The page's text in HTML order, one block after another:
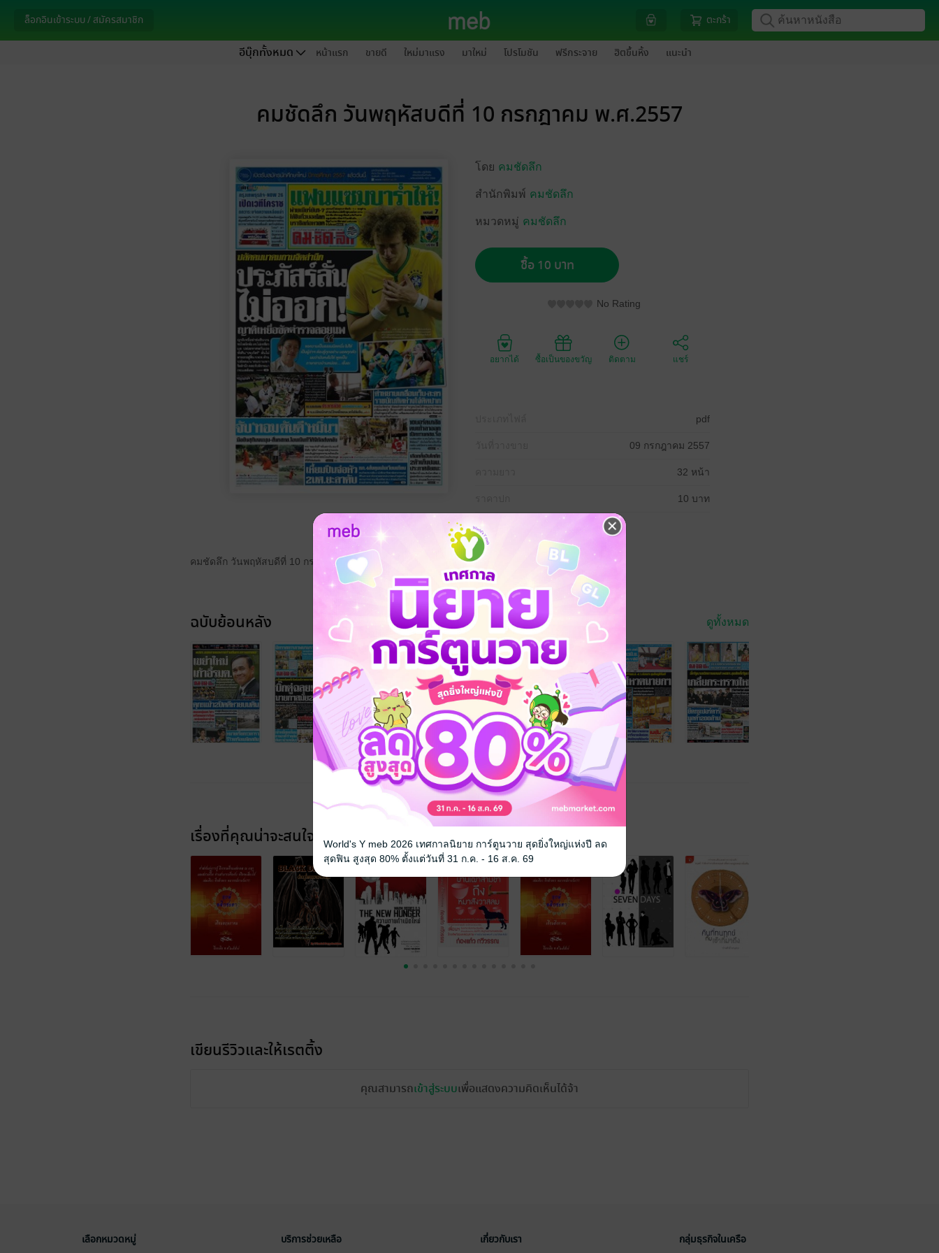
ล็อกอินเข้าระบบ / สมัครสมาชิก ตะกร้า
อีบุ๊กทั้งหมด หน้าแรก ขายดี ใหม่มาแรง มาใหม่ โปรโมชัน ฟรีกระจาย ฮิตขึ้นหิ้ง แนะนำ
คมชัดลึก วันพฤหัสบดีที่ 10 กรกฎาคม พ.ศ.2557
โดย คมชัดลึก
สำนักพิมพ์ คมชัดลึก
หมวดหมู่ คมชัดลึก
ซื้อ 10 บาท
No Rating
อยากได้ ซื้อเป็นของขวัญ ติดตาม แชร์
pdf
09 กรกฎาคม 2557
32 หน้า
10 บาท
คมชัดลึก วันพฤหัสบดีที่ 10 กรกฎาคม พ.ศ.2557
ฉบับย้อนหลัง ดูทั้งหมด
เรื่องที่คุณน่าจะสนใจ
เขียนรีวิวและให้เรตติ้ง
คุณสามารถเข้าสู่ระบบเพื่อแสดงความคิดเห็นได้จ้า
เลือกหมวดหมู่ บริการช่วยเหลือ เกี่ยวกับเรา กลุ่มธุรกิจในเครือ
World's Y meb 2026 เทศกาลนิยาย การ์ตูนวาย สุดยิ่งใหญ่แห่งปี ลด
สุดฟิน สูงสุด 80% ตั้งแต่วันที่ 31 ก.ค. - 16 ส.ค. 69